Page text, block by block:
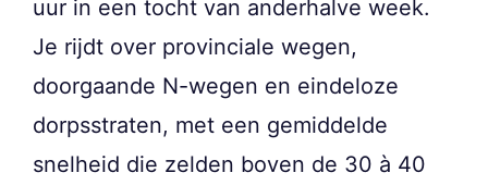
uur in een tocht van anderhalve week.
Je rijdt over provinciale wegen,
doorgaande N-wegen en eindeloze
dorpsstraten, met een gemiddelde
snelheid die zelden boven de 30 à 40